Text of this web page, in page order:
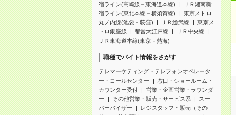
宿ライン(高崎線－東海道本線)
ＪＲ湘南新
宿ライン(東北本線－横須賀線)
東京メトロ
丸ノ内線(池袋－荻窪)
ＪＲ総武線
東京メ
トロ銀座線
都営大江戸線
ＪＲ中央線
ＪＲ東海道本線(東京－熱海)
職種でバイト情報をさがす
テレマーケティング・テレフォンオペレータ
ー・コールセンター
窓口・ショールーム・
カウンター受付
営業・企画営業・ラウンダ
ー
その他営業・販売・サービス系
スー
パーバイザー
レジスタッフ・販売（その